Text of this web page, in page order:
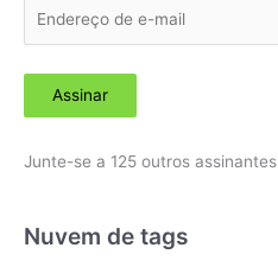
d
e
o
Assinar
Junte-se a 125 outros assinantes
Nuvem de tags